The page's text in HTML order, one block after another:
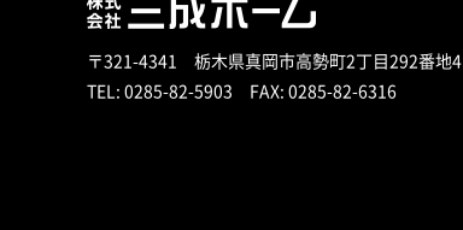
〒321-4341 栃木県真岡市高勢町2丁目292番地4
TEL: 0285-82-5903 FAX: 0285-82-6316